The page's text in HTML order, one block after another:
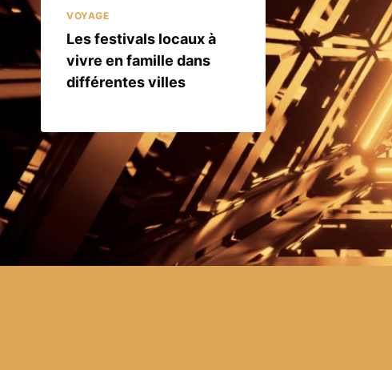
VOYAGE
Les festivals locaux à
vivre en famille dans
différentes villes